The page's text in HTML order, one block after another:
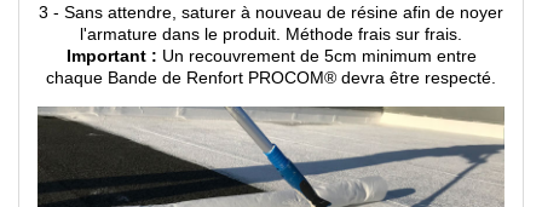
3 - Sans attendre, saturer à nouveau de résine afin de noyer
l'armature dans le produit. Méthode frais sur frais.
Important : Un recouvrement de 5cm minimum entre
chaque Bande de Renfort PROCOM® devra être respecté.